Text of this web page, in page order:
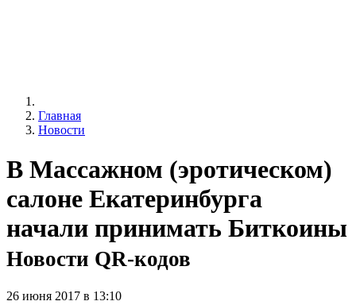
Главная
Новости
В Массажном (эротическом)
салоне Екатеринбурга
начали принимать Биткоины
Новости QR-кодов
26 июня 2017 в 13:10